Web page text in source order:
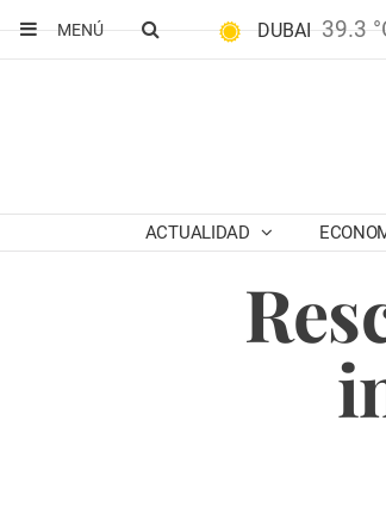
MENÚ
DUBAI 39.3
ACTUALIDAD